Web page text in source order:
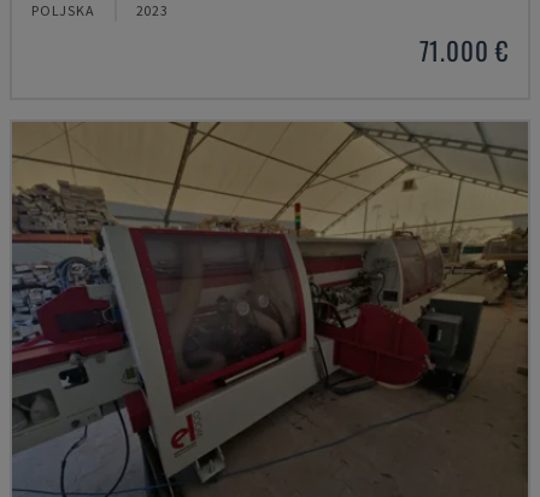
POLJSKA 2023
71.000 €